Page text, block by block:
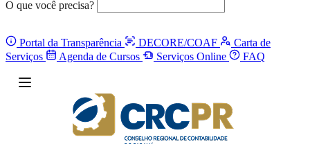
O que você precisa?
Portal da Transparência DECORE/COAF
Carta de
Serviços
Agenda de Cursos Serviços Online FAQ